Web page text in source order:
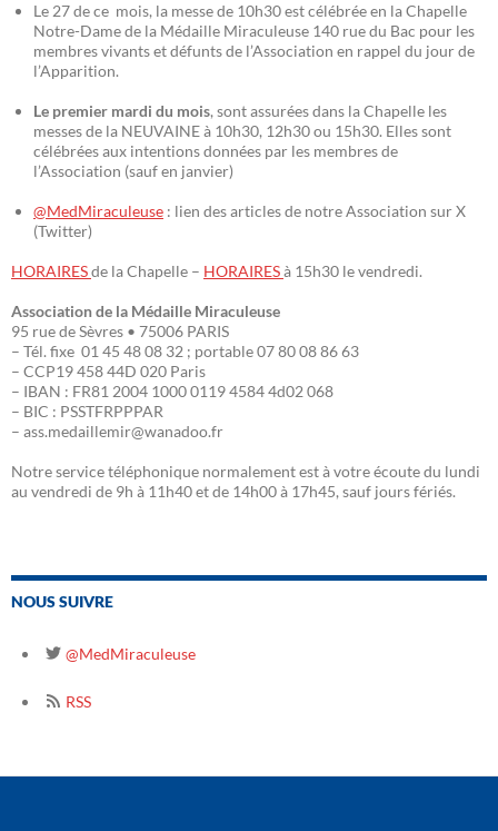
Le 27 de ce mois, la messe de 10h30 est célébrée en la Chapelle
Notre-Dame de la Médaille Miraculeuse 140 rue du Bac pour les
membres vivants et défunts de l’Association en rappel du jour de
l’Apparition.
Le premier mardi du mois, sont assurées dans la Chapelle les
messes de la NEUVAINE à 10h30, 12h30 ou 15h30. Elles sont
célébrées aux intentions données par les membres de
l’Association (sauf en janvier)
@MedMiraculeuse : lien des articles de notre Association sur X
(Twitter)
HORAIRESde la Chapelle – HORAIRESà 15h30 le vendredi.
Association de la Médaille Miraculeuse
95 rue de Sèvres • 75006 PARIS
– Tél. fixe 01 45 48 08 32 ; portable 07 80 08 86 63
– CCP19 458 44D 020 Paris
– IBAN : FR81 2004 1000 0119 4584 4d02 068
– BIC : PSSTFRPPPAR
– ass.medaillemir@wanadoo.fr
Notre service téléphonique normalement est à votre écoute du lundi
au vendredi de 9h à 11h40 et de 14h00 à 17h45, sauf jours fériés.
NOUS SUIVRE
@MedMiraculeuse
RSS